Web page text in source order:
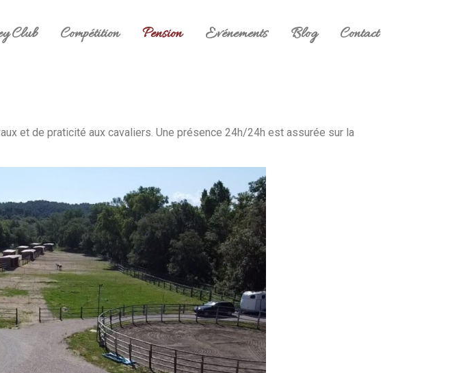
Club Compétition Pension Evénements Blog Contact
et de praticité aux cavaliers. Une présence 24h/24h est assurée sur la